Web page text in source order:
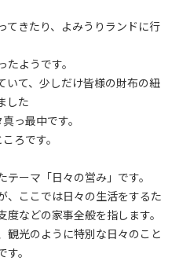
てきたり、よみうりランドに行
ようです。
いて、少しだけ皆様の財布の紐
した
っ最中です。
ろです。
ーマ「日々の営み」です。
、ここでは日々の生活をするた
などの家事全般を指します。
観光のように特別な日々のこと
。